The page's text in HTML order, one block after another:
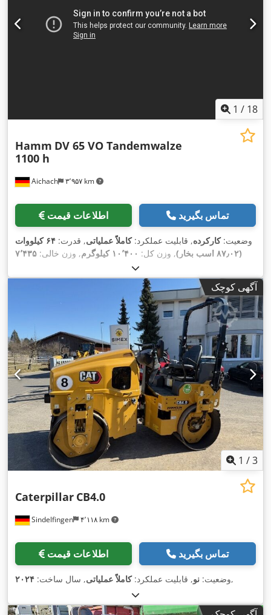
1 / 18
Aichach ۳٬۹۵۷ km
Hamm DV 65 VO Tandemwalze
1100 h
اطلاعات قیمت تماس بگیرید
وضعیت:کارکرده, قابلیت عملکرد:کاملاً عملیاتی, قدرت:
۶۴ کیلووات
(۸۷٫۰۲ اسب بخار)
, وزن کل: ۱۰٬۴۰۰ کیلوگرم , وزن خالی: ۷٬۴۳۵
, سال ساخت:
آگهی کوچک
1 /3
Sindelfingen ۴٬۱۱۸ km
Caterpillar CB4.0
اطلاعات قیمت تماس بگیرید
وضعیت: نو, قابلیت عملکرد:کاملاً عملیاتی, سال ساخت: ۲۰۲۴ ,